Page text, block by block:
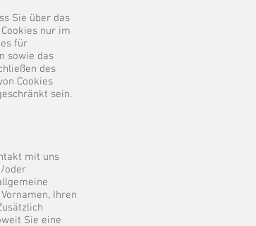
Sie über das
nur im
für
sowie das
des
Cookies
sein.
mit uns
oder
Ihren
Sie eine